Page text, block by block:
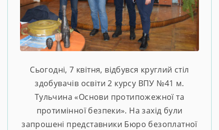
Сьогодні, 7 квітня, відбувся круглий стіл
здобувачів освіти 2 курсу ВПУ №41 м.
Тульчина «Основи протипожежної та
протимінної безпеки». На захід були
запрошені представники Бюро безоплатної